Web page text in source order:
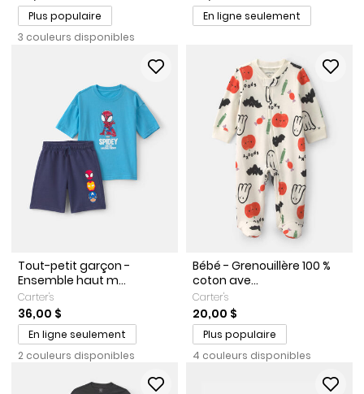
Plus populaire
3 couleurs disponibles
En ligne seulement
Tout-petit garçon -
Ensemble haut m...
Carter's
36,00 $
En ligne seulement
2 couleurs disponibles
Bébé - Grenouillère 100 %
coton ave...
Carter's
20,00 $
Plus populaire
4 couleurs disponibles